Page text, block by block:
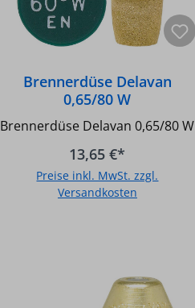
Brennerdüse Delavan
0,65/80 W
Brennerdüse Delavan 0,65/80 W
13,65 €*
Preise inkl. MwSt. zzgl.
Versandkosten